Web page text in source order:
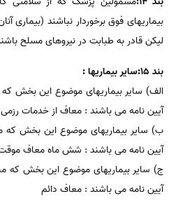
بیماریهای فوق برخوردار نباشند (بیماری
لیکن قادر به طبابت در نیروهای مسلح
بند 15:سایر بیماریها :
آیین نامه می باشند : معاف از خدمات رزمی
آیین نامه می باشند : شش ماه معاف
آیین نامه می باشند : معاف دائم